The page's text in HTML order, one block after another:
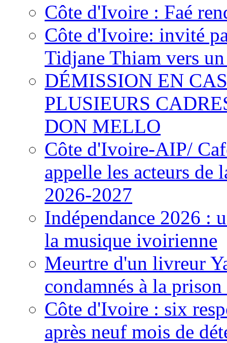
Côte d'Ivoire : Faé
Côte d'Ivoire: invité
Tidjane Thiam vers
DÉMISSION EN
PLUSIEURS
DON MELLO
Côte d'Ivoire-AIP/
appelle les acteurs de
2026-2027
Indépendance 2026 :
la musique ivoirienne
Meurtre d'un livreur
condamnés à la
Côte d'Ivoire : six
après neuf mois de